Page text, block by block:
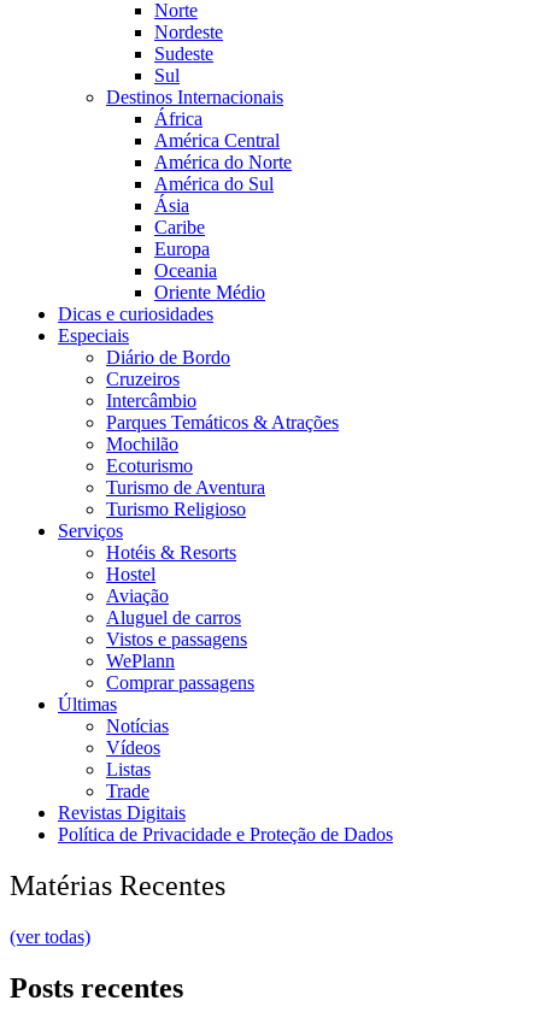
Norte
Nordeste
Sudeste
Sul
Destinos Internacionais
África
América Central
América do Norte
América do Sul
Ásia
Caribe
Europa
Oceania
Oriente Médio
Dicas e curiosidades
Especiais
Diário de Bordo
Cruzeiros
Intercâmbio
Parques Temáticos & Atrações
Mochilão
Ecoturismo
Turismo de Aventura
Turismo Religioso
Serviços
Hotéis & Resorts
Hostel
Aviação
Aluguel de carros
Vistos e passagens
WePlann
Comprar passagens
Últimas
Notícias
Vídeos
Listas
Trade
Revistas Digitais
Política de Privacidade e Proteção de Dados
Matérias Recentes
(ver todas)
Posts recentes